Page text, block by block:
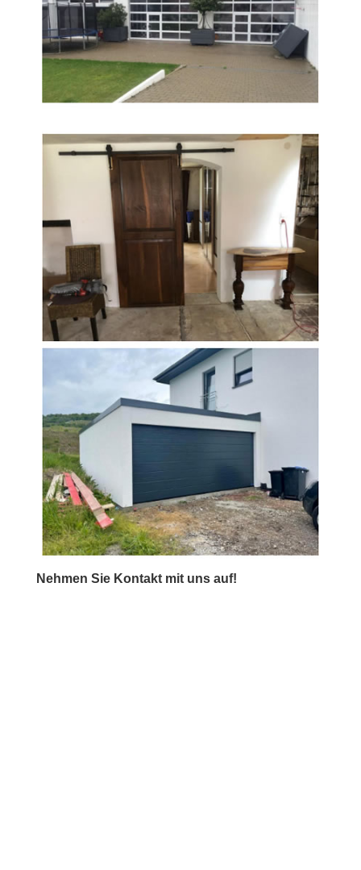
Nehmen Sie Kontakt mit uns auf!